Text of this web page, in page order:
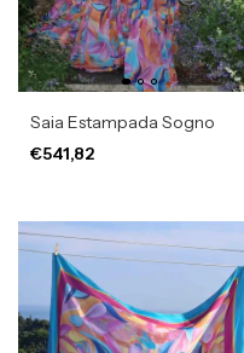
Saia Estampada Sogno
€541,82